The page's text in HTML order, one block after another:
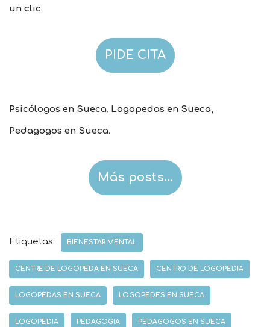
un clic.
PIDE CITA
Psicólogos en Sueca, Logopedas en Sueca,
Pedagogos en Sueca.
Más posts…
Etiquetas: BIENESTAR MENTAL
CENTRE DE LOGOPEDA EN SUECA CENTRO DE LOGOPEDIA
LOGOPEDAS EN SUECA LOGOPEDES EN SUECA
LOGOPEDIA PEDAGOGIA PEDAGOGOS EN SUECA